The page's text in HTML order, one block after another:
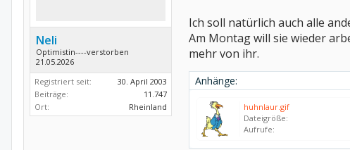
Neli
Optimistin----verstorben
21.05.2026
Registriert seit:
30. April 2003
Beiträge:
11.747
Ort:
Rheinland
Ich soll natürlich auch alle
Am Montag will sie wieder
mehr von ihr.
Anhänge:
huhnlaur.gif
Dateigröße:
Aufrufe: